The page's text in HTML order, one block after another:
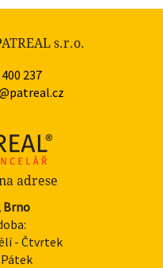
s.r.o.
237
adrese
Brno
- Čtvrtek
Pátek